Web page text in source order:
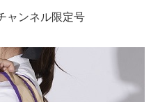
ャンネル限定号